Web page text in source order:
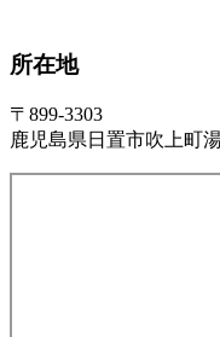
所在地
〒899-3303
鹿児島県日置市吹上町